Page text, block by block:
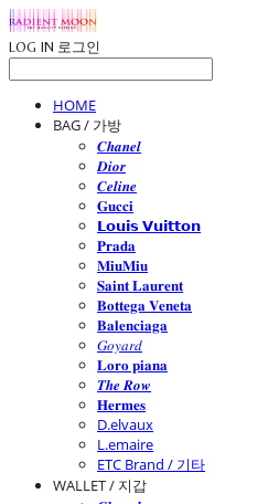
LOG IN 로그인
HOME
BAG / 가방
𝑪𝒉𝒂𝒏𝒆𝒍
𝑫𝒊𝒐𝒓
𝑪𝒆𝒍𝒊𝒏𝒆
𝐆𝐮𝐜𝐜𝐢
𝗟𝗼𝘂𝗶𝘀 𝗩𝘂𝗶𝘁𝘁𝗼𝗻
𝐏𝐫𝐚𝐝𝐚
𝐌𝐢𝐮𝐌𝐢𝐮
𝐒𝐚𝐢𝐧𝐭 𝐋𝐚𝐮𝐫𝐞𝐧𝐭
𝐁𝐨𝐭𝐭𝐞𝐠𝐚 𝐕𝐞𝐧𝐞𝐭𝐚
𝐁𝐚𝐥𝐞𝐧𝐜𝐢𝐚𝐠𝐚
𝐺𝑜𝑦𝑎𝑟𝑑
𝐋𝐨𝐫𝐨 𝐩𝐢𝐚𝐧𝐚
𝑻𝒉𝒆 𝑹𝒐𝒘
𝐇𝐞𝐫𝐦𝐞𝐬
D.elvaux
L.emaire
ETC Brand / 기타
WALLET / 지갑